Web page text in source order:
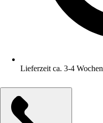
Lieferzeit ca. 3-4 Wochen